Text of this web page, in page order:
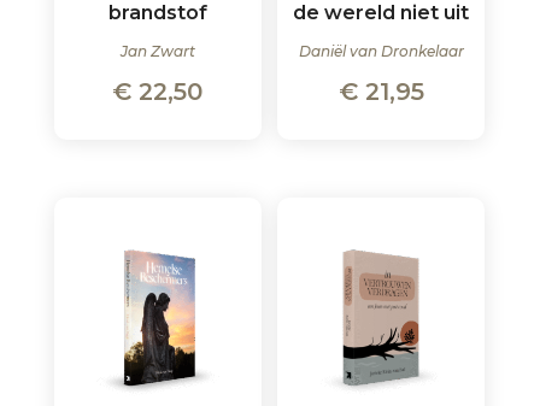
brandstof
Jan Zwart
€ 22,50
de wereld niet uit
Daniël van Dronkelaar
€21,95